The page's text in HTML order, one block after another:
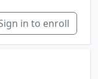
in to enroll